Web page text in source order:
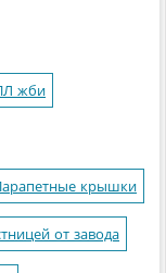
жби
крышки
от завода